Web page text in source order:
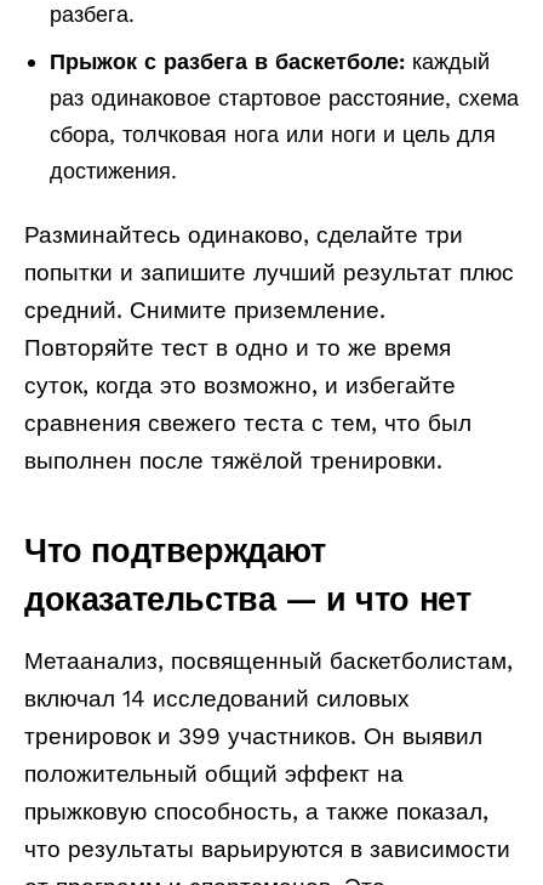
разбега.
Прыжок с разбега в баскетболе:каждый
раз одинаковое стартовое расстояние, схема
сбора, толчковая нога или ноги и цель для
достижения.
Разминайтесь одинаково, сделайте три
попытки и запишите лучший результат плюс
средний. Снимите приземление.
Повторяйте тест в одно и то же время
суток, когда это возможно, и избегайте
сравнения свежего теста с тем, что был
выполнен после тяжёлой тренировки.
Что подтверждают
доказательства — и что нет
Метаанализ, посвященный баскетболистам,
включал 14 исследований силовых
тренировок и 399 участников. Он выявил
положительный общий эффект на
прыжковую способность, а также показал,
что результаты варьируются в зависимости